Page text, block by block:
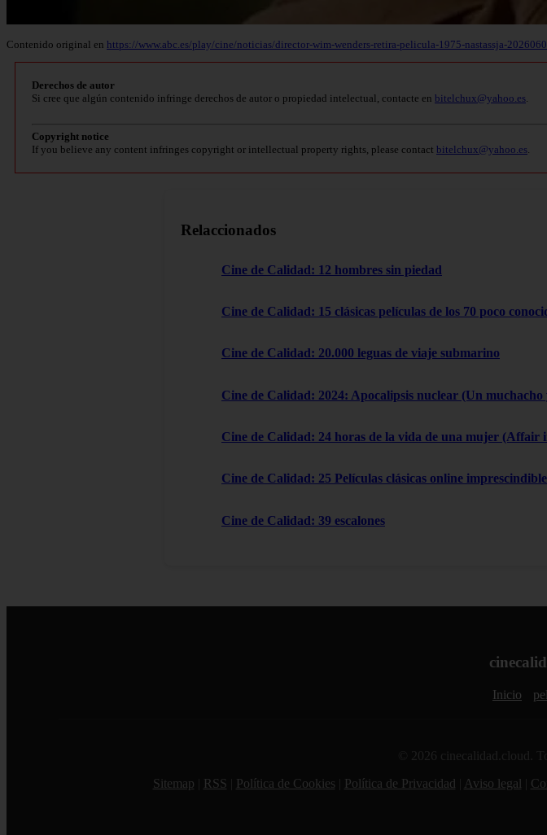
Contenido original en https://www.abc.es/play/cine/noticias/director-wim-wenders-retira-pelicula-1975-nastassja-
Derechos de autor
Si cree que algún contenido infringe derechos de autor o propiedad intelectual, contacte en bitelchux@yahoo.es.
Copyright notice
If you believe any content infringes copyright or intellectual property rights, please contact bitelchux@yahoo.es.
Relaccionados
Cine de Calidad: 12 hombres sin piedad
Cine de Calidad: 15 clásicas películas de los 70 poco
Cine de Calidad: 20.000 leguas de viaje submarino
Cine de Calidad: 2024: Apocalipsis nuclear (Un
Cine de Calidad: 24 horas de la vida de una mujer (Affair
Cine de Calidad: 25 Películas clásicas online
Cine de Calidad: 39 escalones
Inicio
© 2026 cinecalidad.cloud.
Sitemap
RSS Política de Cookies Política de Privacidad Aviso legal